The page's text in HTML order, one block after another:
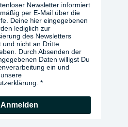
Newsletter informiert
per E-Mail über die
Deine hier eingegebenen
lediglich zur
des Newsletters
und nicht an Dritte
Durch Absenden der
Daten willigst Du
ein und
Anmelden